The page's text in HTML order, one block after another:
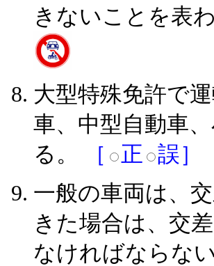
きないことを表
大型特殊免許で
車、中型自動車
る。
［ 正
誤］
一般の車両は、
きた場合は、交
なければならな